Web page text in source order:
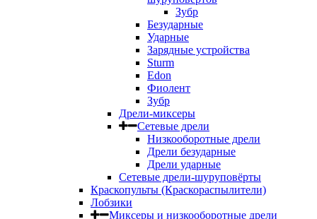
Зубр
Безударные
Ударные
Зарядные устройства
Sturm
Edon
Фиолент
Зубр
Дрели-миксеры
Сетевые дрели
Низкооборотные дрели
Дрели безударные
Дрели ударные
Сетевые дрели-шуруповёрты
Краскопульты (Краскораспылители)
Лобзики
Миксеры и низкооборотные дрели